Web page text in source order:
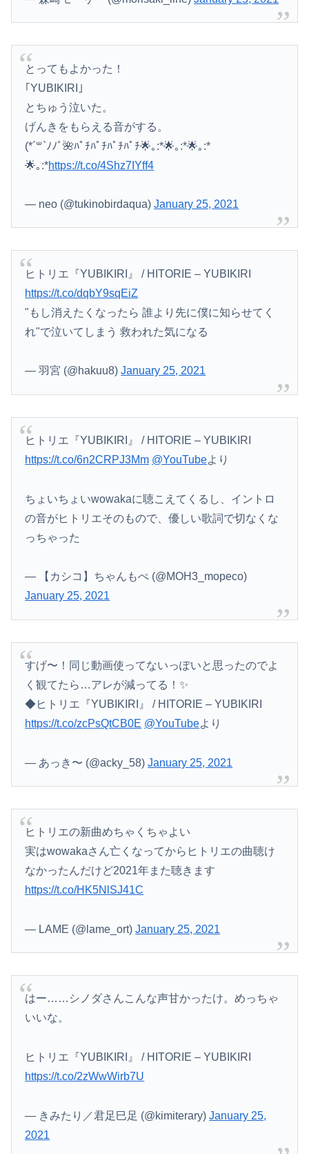
Powered by livedoor 相互RSS
とってもよかった！
｢YUBIKIRI｣
とちゅう泣いた。
げんきをもらえる音がする。
(*´꒳`ﾉﾉﾞ🌺ﾊﾟﾁﾊﾟﾁﾊﾟﾁﾊﾟﾁ🌟｡:*🌟｡:*🌟｡:*
🌟｡:*https://t.co/4Shz7IYff4
— neo (@tukinobirdaqua)January 25, 2021
ヒトリエ『YUBIKIRI』 / HITORIE – YUBIKIRI
https://t.co/dqbY9sqEiZ
"もし消えたくなったら 誰より先に僕に知らせてく
れ"で泣いてしまう 救われた気になる
— 羽宮 (@hakuu8)January 25, 2021
ヒトリエ『YUBIKIRI』 / HITORIE – YUBIKIRI
https://t.co/6n2CRPJ3Mm @YouTubeより
ちょいちょいwowakaに聴こえてくるし、イントロ
の音がヒトリエそのもので、優しい歌詞で切なくな
っちゃった
— 【カシコ】ちゃんもぺ (@MOH3_mopeco)
January 25, 2021
すげ〜！同じ動画使ってないっぽいと思ったのでよ
く観てたら…アレが減ってる！✨
◆ヒトリエ『YUBIKIRI』 / HITORIE – YUBIKIRI
https://t.co/zcPsQtCB0E @YouTubeより
— あっき〜 (@acky_58)January 25, 2021
ヒトリエの新曲めちゃくちゃよい
実はwowakaさん亡くなってからヒトリエの曲聴け
なかったんだけど2021年また聴きます
https://t.co/HK5NlSJ41C
— LAME (@lame_ort)January 25, 2021
はー……シノダさんこんな声甘かったけ。めっちゃ
いいな。
ヒトリエ『YUBIKIRI』 / HITORIE – YUBIKIRI
https://t.co/2zWwWirb7U
— きみたり／君足巳足 (@kimiterary)January 25,
2021